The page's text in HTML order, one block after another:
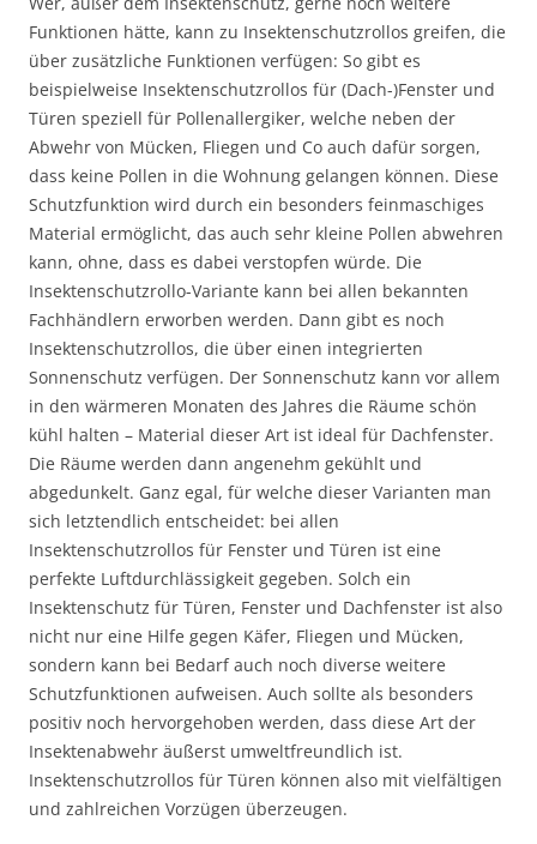
Funktionen hätte, kann zu Insektenschutzrollos greifen, die
über zusätzliche Funktionen verfügen: So gibt es
beispielweise Insektenschutzrollos für (Dach-)Fenster und
Türen speziell für Pollenallergiker, welche neben der
Abwehr von Mücken, Fliegen und Co auch dafür sorgen,
dass keine Pollen in die Wohnung gelangen können. Diese
Schutzfunktion wird durch ein besonders feinmaschiges
Material ermöglicht, das auch sehr kleine Pollen abwehren
kann, ohne, dass es dabei verstopfen würde. Die
Insektenschutzrollo-Variante kann bei allen bekannten
Fachhändlern erworben werden. Dann gibt es noch
Insektenschutzrollos, die über einen integrierten
Sonnenschutz verfügen. Der Sonnenschutz kann vor allem
in den wärmeren Monaten des Jahres die Räume schön
kühl halten – Material dieser Art ist ideal für Dachfenster.
Die Räume werden dann angenehm gekühlt und
abgedunkelt. Ganz egal, für welche dieser Varianten man
sich letztendlich entscheidet: bei allen
Insektenschutzrollos für Fenster und Türen ist eine
perfekte Luftdurchlässigkeit gegeben. Solch ein
Insektenschutz für Türen, Fenster und Dachfenster ist also
nicht nur eine Hilfe gegen Käfer, Fliegen und Mücken,
sondern kann bei Bedarf auch noch diverse weitere
Schutzfunktionen aufweisen. Auch sollte als besonders
positiv noch hervorgehoben werden, dass diese Art der
Insektenabwehr äußerst umweltfreundlich ist.
Insektenschutzrollos für Türen können also mit vielfältigen
und zahlreichen Vorzügen überzeugen.